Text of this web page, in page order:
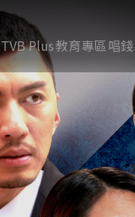
TVB Plus教育專區唱錢